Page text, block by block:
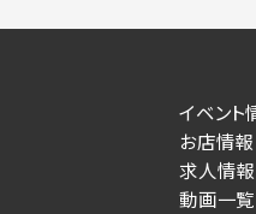
イベント
お店情報
求人情報
動画一覧